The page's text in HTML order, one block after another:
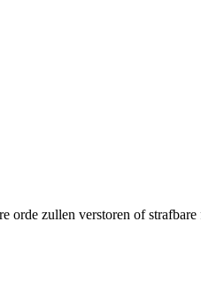
orde zullen verstoren of